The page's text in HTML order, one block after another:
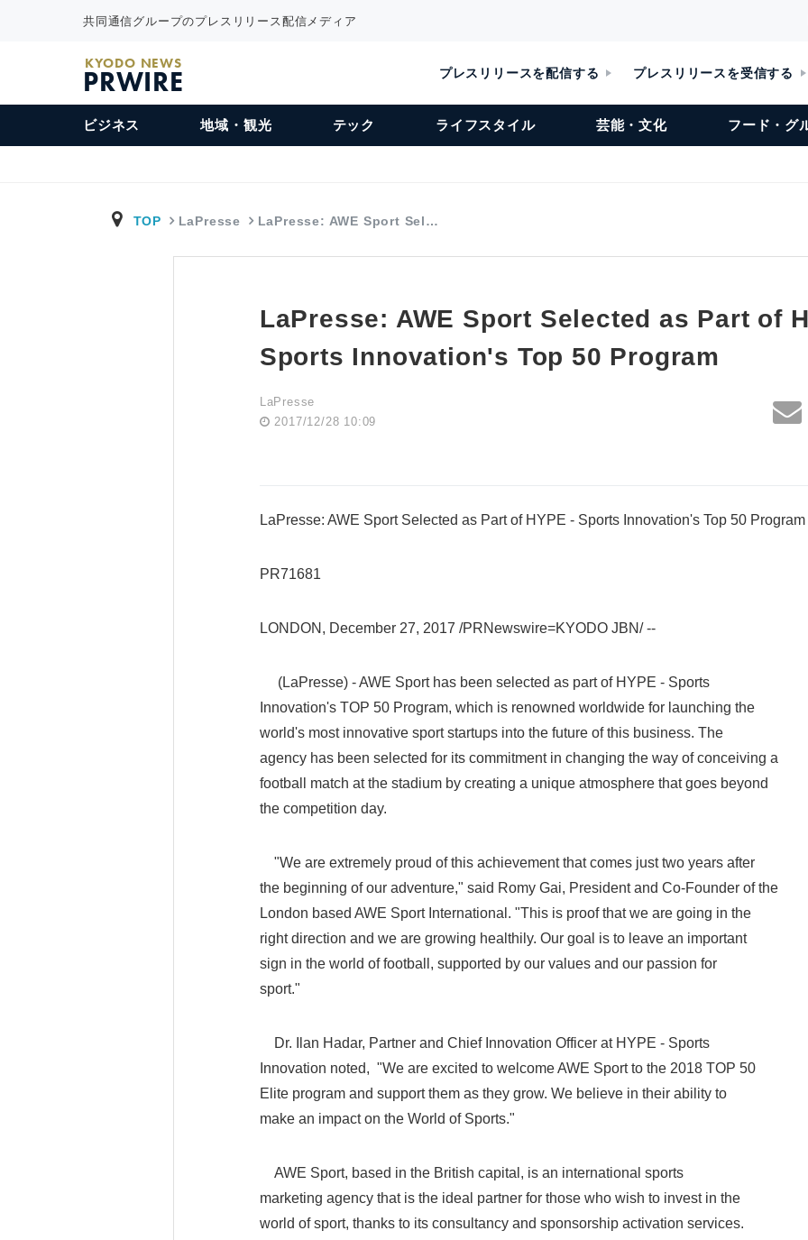
共同通信グループのプレスリリース配信メディア
KYODO NEWS
PRWIRE プレスリリースを配信する プレスリリースを受信する
ビジネス 地域・観光 テック ライフスタイル 芸能・文化 フード・グ
TOP LaPresse LaPresse: AWE Sport Sel…
LaPresse: AWE Sport Selected as Part of
Sports Innovation's Top 50 Program
LaPresse
2017/12/28 10:09
LaPresse: AWE Sport Selected as Part of HYPE - Sports Innovation's Top 50 Program
PR71681
LONDON, December 27, 2017 /PRNewswire=KYODO JBN/ --
(LaPresse) - AWE Sport has been selected as part of HYPE - Sports
Innovation's TOP 50 Program, which is renowned worldwide for launching the
world's most innovative sport startups into the future of this business. The
agency has been selected for its commitment in changing the way of conceiving a
football match at the stadium by creating a unique atmosphere that goes beyond
the competition day.
"We are extremely proud of this achievement that comes just two years after
the beginning of our adventure," said Romy Gai, President and Co-Founder of the
London based AWE Sport International. "This is proof that we are going in the
right direction and we are growing healthily. Our goal is to leave an important
sign in the world of football, supported by our values and our passion for
sport."
Dr. Ilan Hadar, Partner and Chief Innovation Officer at HYPE - Sports
Innovation noted, "We are excited to welcome AWE Sport to the 2018 TOP 50
Elite program and support them as they grow. We believe in their ability to
make an impact on the World of Sports."
AWE Sport, based in the British capital, is an international sports
marketing agency that is the ideal partner for those who wish to invest in the
world of sport, thanks to its consultancy and sponsorship activation services.